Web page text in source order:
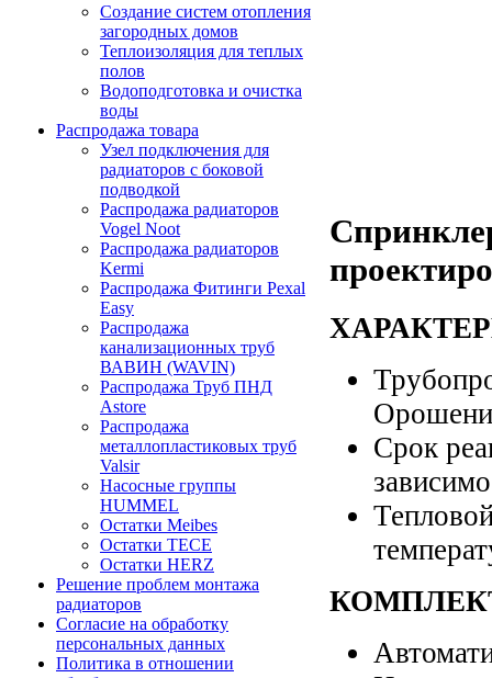
Создание систем отопления
загородных домов
Теплоизоляция для теплых
полов
Водоподготовка и очистка
воды
Распродажа товара
Узел подключения для
радиаторов с боковой
подводкой
Распродажа радиаторов
Vogel Noot
Распродажа радиаторов
Kermi
Распродажа Фитинги Pexal
Easy
Распродажа
канализационных труб
ВАВИН (WAVIN)
Распродажа Труб ПНД
Astore
Распродажа
металлопластиковых труб
Valsir
Насосные группы
HUMMEL
Остатки Meibes
Остатки ТЕСЕ
Остатки HERZ
Решение проблем монтажа
радиаторов
Согласие на обработку
персональных данных
Политика в отношении
Срок